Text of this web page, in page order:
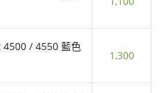
4500 / 4550 藍色
1,300